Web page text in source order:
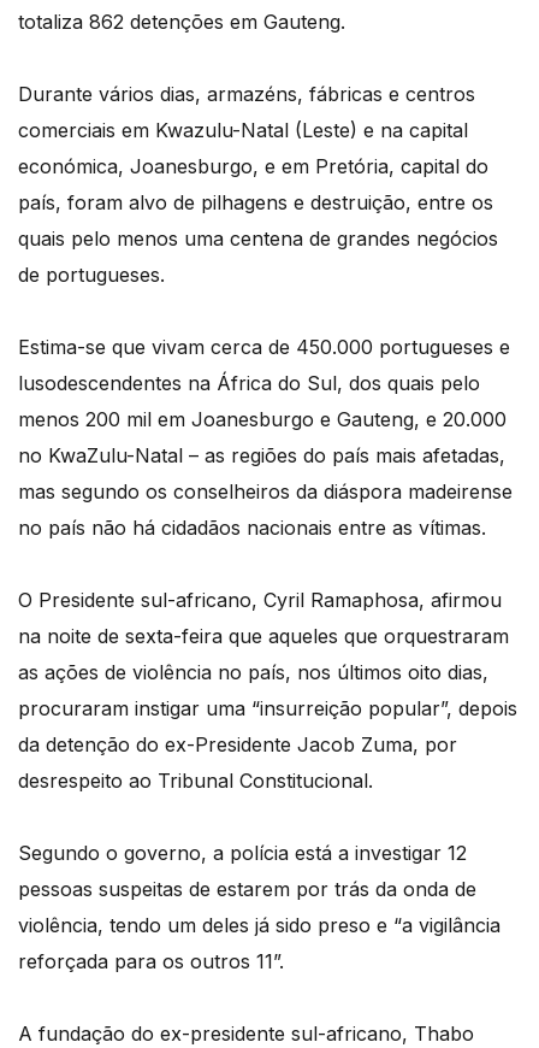
totaliza 862 detenções em Gauteng.
Durante vários dias, armazéns, fábricas e centros
comerciais em Kwazulu-Natal (Leste) e na capital
económica, Joanesburgo, e em Pretória, capital do
país, foram alvo de pilhagens e destruição, entre os
quais pelo menos uma centena de grandes negócios
de portugueses.
Estima-se que vivam cerca de 450.000 portugueses e
lusodescendentes na África do Sul, dos quais pelo
menos 200 mil em Joanesburgo e Gauteng, e 20.000
no KwaZulu-Natal – as regiões do país mais afetadas,
mas segundo os conselheiros da diáspora madeirense
no país não há cidadãos nacionais entre as vítimas.
O Presidente sul-africano, Cyril Ramaphosa, afirmou
na noite de sexta-feira que aqueles que orquestraram
as ações de violência no país, nos últimos oito dias,
procuraram instigar uma “insurreição popular”, depois
da detenção do ex-Presidente Jacob Zuma, por
desrespeito ao Tribunal Constitucional.
Segundo o governo, a polícia está a investigar 12
pessoas suspeitas de estarem por trás da onda de
violência, tendo um deles já sido preso e “a vigilância
reforçada para os outros 11”.
A fundação do ex-presidente sul-africano, Thabo